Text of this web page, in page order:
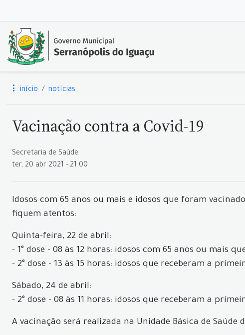
início notícias
Vacinação contra a Covid-19
Secretaria de Saúde
ter, 20 abr 2021 - 21:00
Idosos com 65 anos ou mais e idosos que foram
fiquem atentos:
Quinta-feira, 22 de abril:
- 1° dose - 08 às 12 horas: idosos com 65 anos ou mais
- 2° dose - 13 às 15 horas: idosos que receberam a
Sábado, 24 de abril:
- 2° dose - 08 às 11 horas: idosos que receberam a
A vacinação será realizada na Unidade Básica de